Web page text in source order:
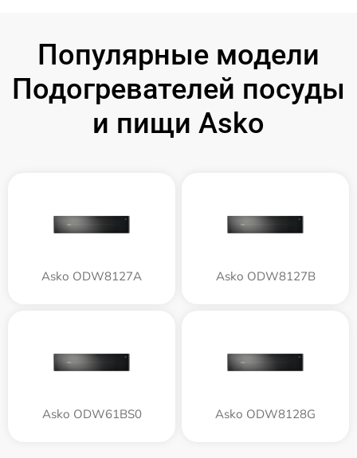
Популярные модели
Подогревателей посуды
и пищи Asko
Asko ODW8127A Asko ODW8127B
Asko ODW61BS0 Asko ODW8128G